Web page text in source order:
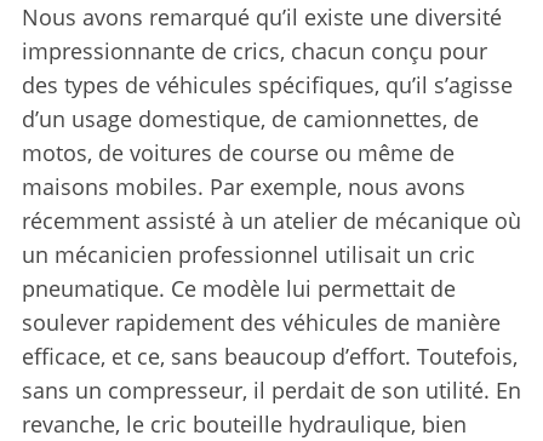
Nous avons remarqué qu’il existe une diversité
impressionnante de crics, chacun conçu pour
des types de véhicules spécifiques, qu’il s’agisse
d’un usage domestique, de camionnettes, de
motos, de voitures de course ou même de
maisons mobiles. Par exemple, nous avons
récemment assisté à un atelier de mécanique où
un mécanicien professionnel utilisait un cric
pneumatique. Ce modèle lui permettait de
soulever rapidement des véhicules de manière
efficace, et ce, sans beaucoup d’effort. Toutefois,
sans un compresseur, il perdait de son utilité. En
revanche, le cric bouteille hydraulique, bien